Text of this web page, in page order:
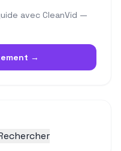
avec CleanVid —
→